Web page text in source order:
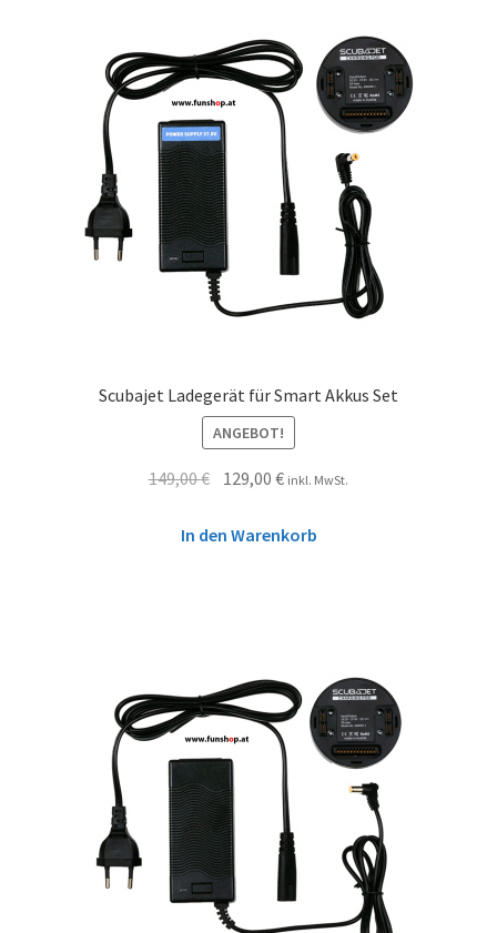
Scubajet Ladegerät für Smart Akkus Set
ANGEBOT!
149,00€ 129,00€ inkl. MwSt.
In den Warenkorb